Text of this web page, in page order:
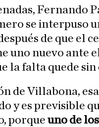
Fernando
se interpuso
de que el
uno nuevo ante
la falta quede sin
de Villabona,
y es previsible
porque uno de